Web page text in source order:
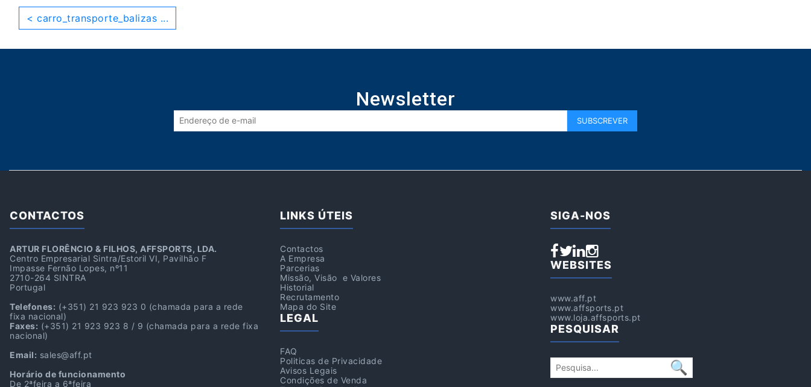
< carro_transporte_balizas ...
Newsletter
CONTACTOS
ARTUR FLORÊNCIO & FILHOS, AFFSPORTS, LDA.
Centro Empresarial Sintra/Estoril VI, Pavilhão F
Impasse Fernão Lopes, nº11
2710-264 SINTRA
Portugal
Telefones: (+351) 21 923 923 0 (chamada para a rede
fixa nacional)
Faxes: (+351) 21 923 923 8 / 9 (chamada para a rede fixa
nacional)
Email: sales@aff.pt
Horário de funcionamento
De 2ªfeira a 6ªfeira
LINKS ÚTEIS
Contactos
A Empresa
Parcerias
Missão, Visão e Valores
Historial
Recrutamento
Mapa do Site
LEGAL
FAQ
Politicas de Privacidade
Avisos Legais
Condições de Venda
SIGA-NOS
WEBSITES
www.aff.pt
www.affsports.pt
www.loja.affsports.pt
PESQUISAR